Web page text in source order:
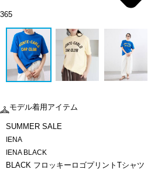
365
モデル着用アイテム
SUMMER SALE
IENA
IENA BLACK
BLACK フロッキーロゴプリントTシャツ